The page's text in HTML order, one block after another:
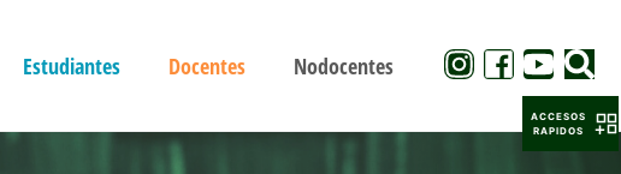
Estudiantes Docentes Nodocentes
ACCESOS
RAPIDOS